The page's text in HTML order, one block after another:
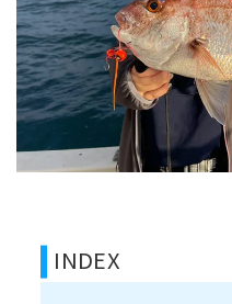
INDEX